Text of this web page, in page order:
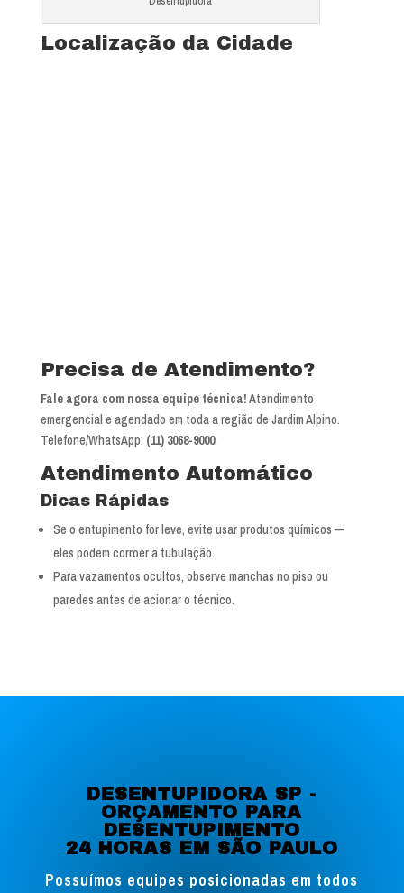
Localização da Cidade
Precisa de Atendimento?
Fale agora com nossa equipe técnica!Atendimento
emergencial e agendado em toda a região de Jardim Alpino.
Telefone/WhatsApp: (11) 3068-9000.
Atendimento Automático
Dicas Rápidas
Se o entupimento for leve, evite usar produtos químicos —
eles podem corroer a tubulação.
Para vazamentos ocultos, observe manchas no piso ou
paredes antes de acionar o técnico.
DESENTUPIDORA SP -
ORÇAMENTO PARA
DESENTUPIMENTO
24 HORAS EM SÃO PAULO
Possuímos equipes posicionadas em todos